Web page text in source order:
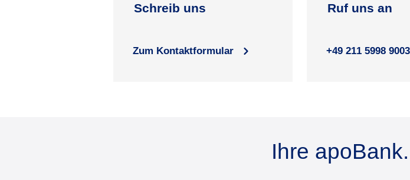
Schreib uns
Zum Kontaktformular
Ruf uns an
+49 211 5998 9003
Ihre